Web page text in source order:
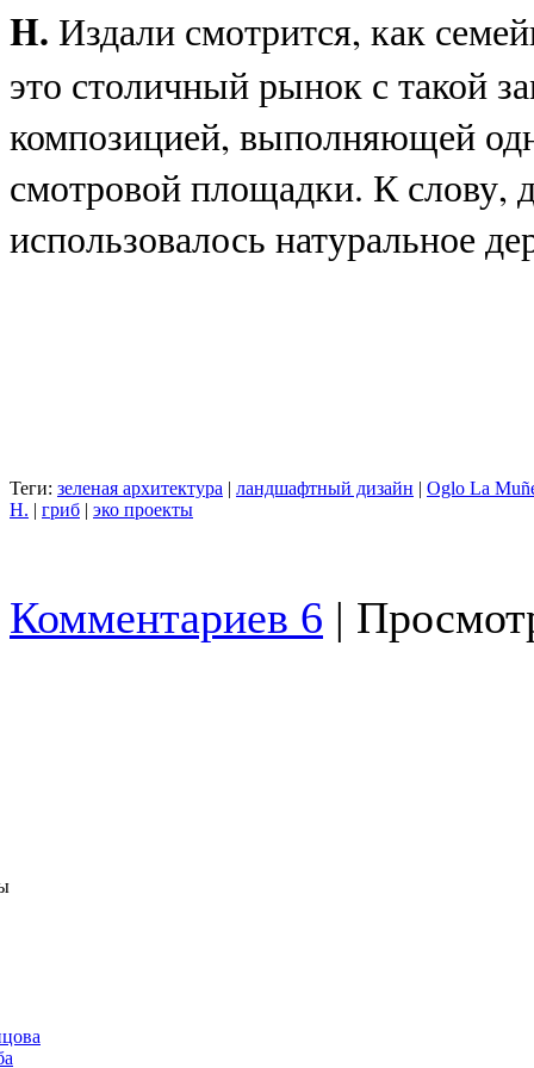
H. Издали смотрится, как
это столичный рынок с такой
композицией, выполняющей
смотровой площадки. К слову,
использовалось натуральное
Теги: зеленая архитектура | ландшафтный дизайн | Oglo La
H. | гриб | эко проекты
Комментариев 6 |